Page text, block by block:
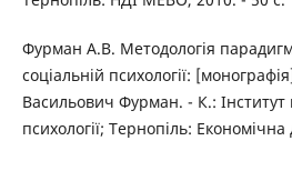
Фурман A.B. Методологія
соціальній психології:
Васильович Фурман. - К.: Інститут
психології; Тернопіль: